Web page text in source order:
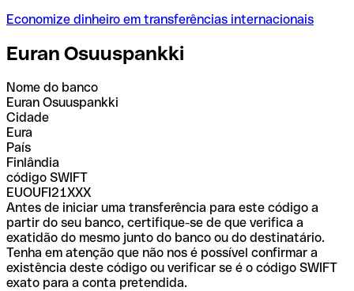
Economize dinheiro em transferências internacionais
Euran Osuuspankki
Nome do banco
Euran Osuuspankki
Cidade
Eura
País
Finlândia
código SWIFT
EUOUFI21XXX
Antes de iniciar uma transferência para este código a
partir do seu banco, certifique-se de que verifica a
exatidão do mesmo junto do banco ou do destinatário.
Tenha em atenção que não nos é possível confirmar a
existência deste código ou verificar se é o código SWIFT
exato para a conta pretendida.